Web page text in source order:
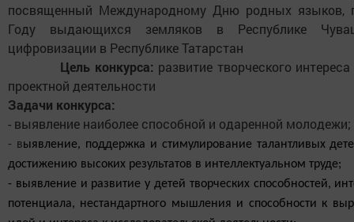
посвященный Международному Дню родных языков,
Году выдающихся земляков в Республике
цифровизации в Республике Татарстан
Цель конкурса: развитие творческого
проектной деятельности
Задачи конкурса:
- выявление наиболее способной и одаренной молодежи;
- выявление, поддержка и стимулирование талантливых
достижению высоких результатов в интеллектуальном труде;
- выявление и развитие у детей творческих способностей,
потенциала, нестандартного мышления и способности к